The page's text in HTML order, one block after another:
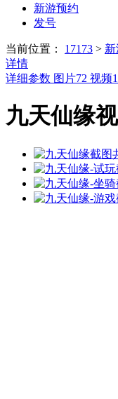
新游预约
发号
当前位置： 17173 >
详情
详细参数 图片72 视频1
九天仙缘